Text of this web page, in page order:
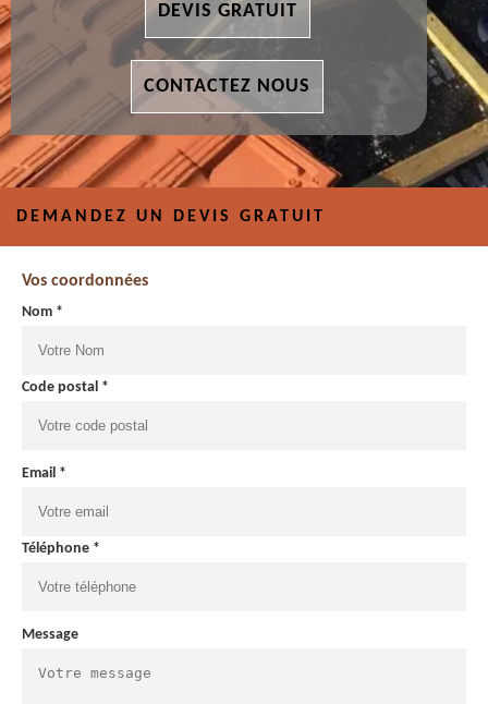
DEVIS GRATUIT
CONTACTEZ NOUS
DEMANDEZ UN DEVIS GRATUIT
Vos coordonnées
Nom *
Code postal *
Email *
Téléphone *
Message